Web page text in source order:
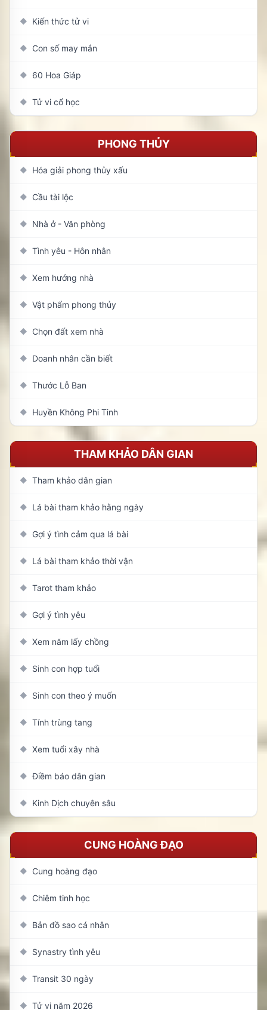
◆ Kiến thức tử vi
◆ Con số may mắn
◆ 60 Hoa Giáp
◆ Tử vi cổ học
PHONG THỦY
◆ Hóa giải phong thủy xấu
◆ Cầu tài lộc
◆ Nhà ở - Văn phòng
◆ Tình yêu - Hôn nhân
◆ Xem hướng nhà
◆ Vật phẩm phong thủy
◆ Chọn đất xem nhà
◆ Doanh nhân cần biết
◆ Thước Lỗ Ban
◆ Huyền Không Phi Tinh
THAM KHẢO DÂN GIAN
◆ Tham khảo dân gian
◆ Lá bài tham khảo hằng ngày
◆ Gợi ý tình cảm qua lá bài
◆ Lá bài tham khảo thời vận
◆ Tarot tham khảo
◆ Gợi ý tình yêu
◆ Xem năm lấy chồng
◆ Sinh con hợp tuổi
◆ Sinh con theo ý muốn
◆ Tính trùng tang
◆ Xem tuổi xây nhà
◆ Điềm báo dân gian
◆ Kinh Dịch chuyên sâu
CUNG HOÀNG ĐẠO
◆ Cung hoàng đạo
◆ Chiêm tinh học
◆ Bản đồ sao cá nhân
◆ Synastry tình yêu
◆ Transit 30 ngày
◆ Tử vi năm 2026